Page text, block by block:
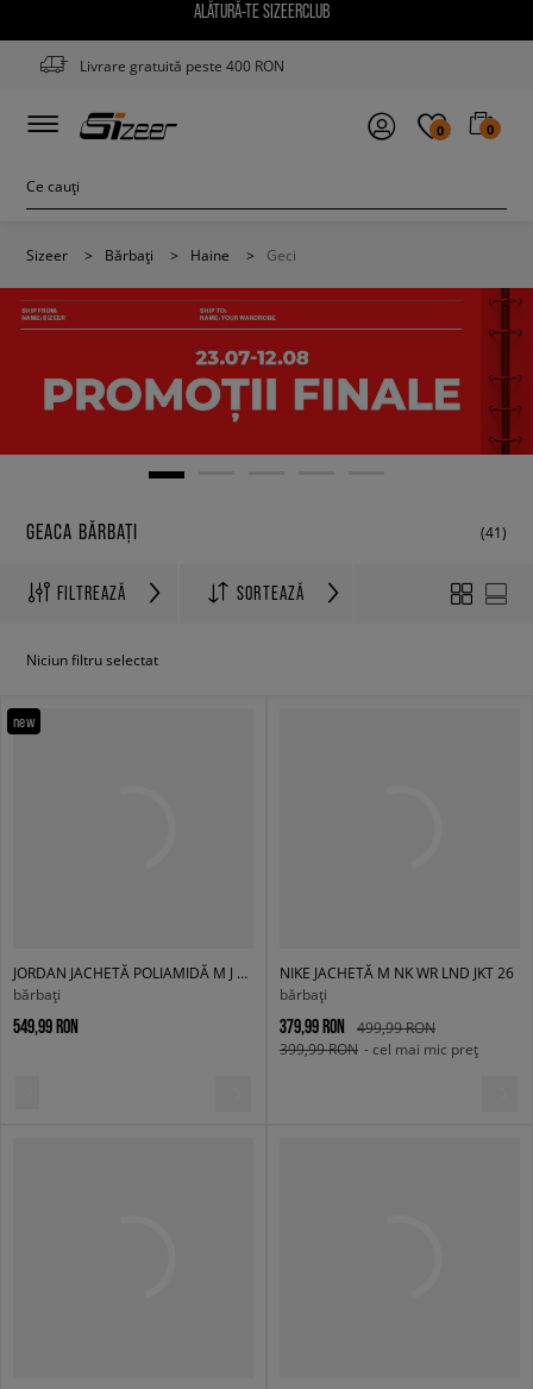
ALĂTURĂ-TE SIZEERCLUB
Livrare gratuită peste 400 RON
0 0
Sizeer > Bărbați > Haine > Geci
GEACA BĂRBAȚI (41)
FILTREAZĂ SORTEAZĂ
Niciun filtru selectat
new
JORDAN JACHETĂ POLIAMIDĂ M J DRAFT JKT
bărbați
549,99 RON
NIKE JACHETĂ M NK WR LND JKT 26
bărbați
379,99 RON
499,99 RON
399,99 RON - cel mai mic preț